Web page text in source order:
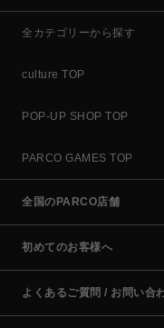
全カテゴリーから探す
culture TOP
POP-UP SHOP TOP
PARCO GAMES TOP
全国のPARCO店舗
初めてのお客様へ
よくあるご質問 / お問い合